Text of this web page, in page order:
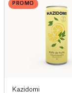
PROMO
Kazidomi